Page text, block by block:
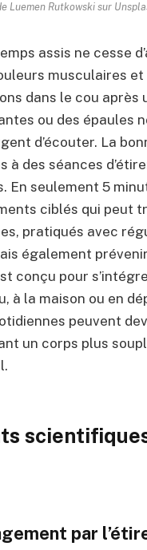
Luemen Rutkowski sur
assis ne cesse
musculaires
dans le cou
ou des épaules
d’écouter. La
à des séances
En seulement 5
ciblés qui peut
pratiqués avec
également
conçu pour
à la maison ou en
peuvent
un corps plus
par